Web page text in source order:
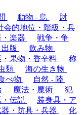
動物 - 鳥
財
会的地位・階級・兵
楽器
戦争・争
版
飲み物
・果物・香辛料
称
類
海の生き物
べ物
自然 - 陸
魔法・魔術
犯
伝説
装身具・ア
器・防具・兵器
化